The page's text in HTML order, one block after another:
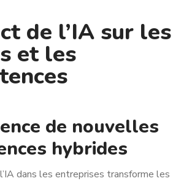
de l’IA sur les
et les
de nouvelles
hybrides
dans les entreprises transforme les